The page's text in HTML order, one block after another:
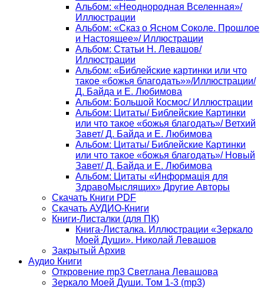
Альбом: «Неоднородная Вселенная»/
Иллюстрации
Альбом: «Сказ о Ясном Соколе. Прошлое
и Настоящее»/ Иллюстрации
Альбом: Статьи Н. Левашов/
Иллюстрации
Альбом: «Библейские картинки или что
такое «божья благодать»»/Иллюстрации/
Д. Байда и Е. Любимова
Альбом: Большой Космос/ Иллюстрации
Альбом: Цитаты/ Библейские Картинки
или что такое «божья благодать»/ Ветхий
Завет/ Д. Байда и Е. Любимова
Альбом: Цитаты/ Библейские Картинки
или что такое «божья благодать»/ Новый
Завет/ Д. Байда и Е. Любимова
Альбом: Цитаты «Информацiя для
ЗдравоМыслящих» Другие Авторы
Скачать Книги PDF
Скачать АУДИО-Книги
Книги-Листалки (для ПК)
Книга-Листалка. Иллюстрации «Зеркало
Моей Души». Николай Левашов
Закрытый Архив
Аудио Книги
Откровение mp3 Светлана Левашова
Зеркало Моей Души. Том 1-3 (mp3)